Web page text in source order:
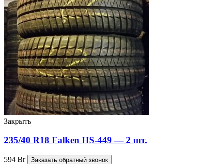
Закрыть
235/40 R18 Falken HS-449 — 2 шт.
594 Br Заказать обратный звонок